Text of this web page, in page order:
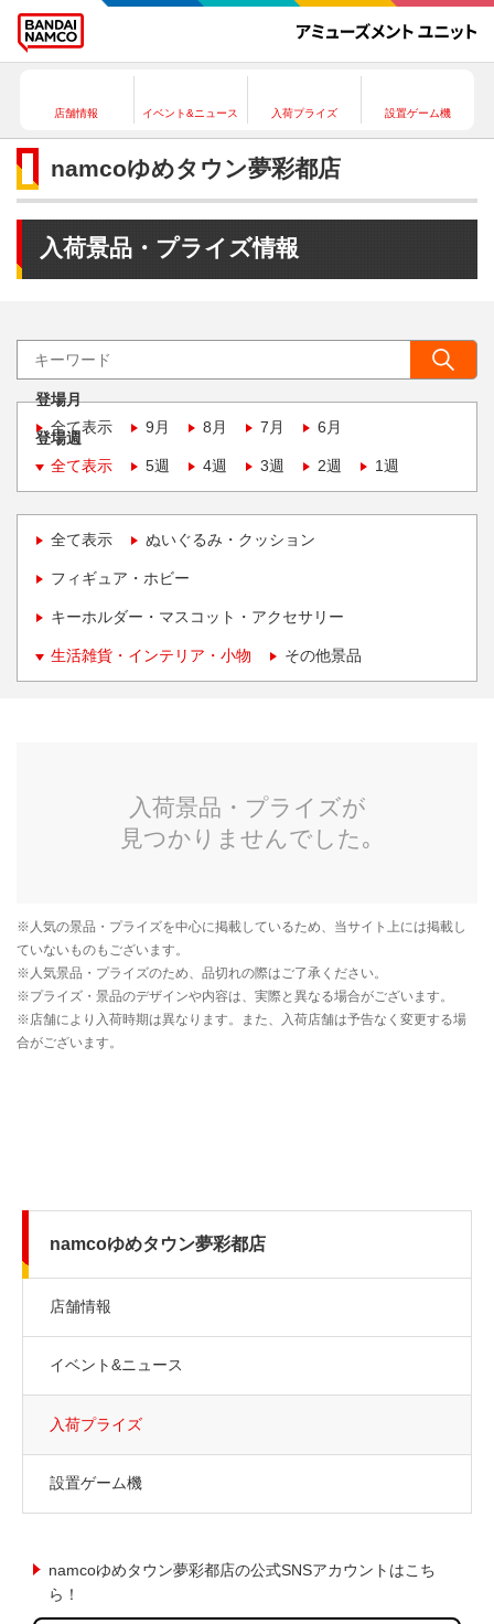
店舗情報 イベント&ニュース 入荷プライズ 設置ゲーム機
namcoゆめタウン夢彩都店
入荷景品・プライズ情報
登場月
全て表示
9月 8月 7月 6月
登場週
全て表示
5週 4週 3週 2週 1週
全て表示 ぬいぐるみ・クッション
フィギュア・ホビー
キーホルダー・マスコット・アクセサリー
生活雑貨・インテリア・小物 その他景品
namcoゆめタウン夢彩都店
店舗情報
イベント&ニュース
入荷プライズ
設置ゲーム機
namcoゆめタウン夢彩都店の公式SNSアカウントはこち
ら！